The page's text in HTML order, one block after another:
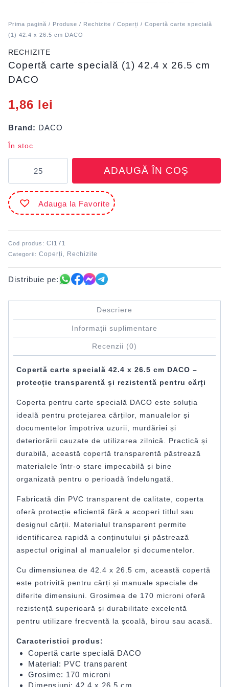
Prima pagină / Produse / Rechizite / Coperți / Copertă carte specială
(1) 42.4 x 26.5 cm DACO
RECHIZITE
Copertă carte specială (1) 42.4 x 26.5 cm
DACO
1,86 lei
Brand: DACO
În stoc
Copertă
carte
specială
(1)
42.4
DACO
ADAUGĂ ÎN COȘ
Adauga la Favorite
Cod produs: CI171
Categorii: Coperți , Rechizite
Distribuie pe:
Descriere
Informații suplimentare
Recenzii (0)
Copertă carte specială 42.4 x 26.5 cm DACO –
protecție transparentă și rezistentă pentru cărți
Coperta pentru carte specială DACO este soluția
ideală pentru protejarea cărților, manualelor și
documentelor împotriva uzurii, murdăriei și
deteriorării cauzate de utilizarea zilnică. Practică și
durabilă, această copertă transparentă păstrează
materialele într-o stare impecabilă și bine
organizată pentru o perioadă îndelungată.
Fabricată din PVC transparent de calitate, coperta
oferă protecție eficientă fără a acoperi titlul sau
designul cărții. Materialul transparent permite
identificarea rapidă a conținutului și păstrează
aspectul original al manualelor și documentelor.
Cu dimensiunea de 42.4 x 26.5 cm, această copertă
este potrivită pentru cărți și manuale speciale de
diferite dimensiuni. Grosimea de 170 microni oferă
rezistență superioară și durabilitate excelentă
pentru utilizare frecventă la școală, birou sau acasă.
Caracteristici produs:
Copertă carte specială DACO
Material: PVC transparent
Grosime: 170 microni
Dimensiuni: 42.4 x 26.5 cm